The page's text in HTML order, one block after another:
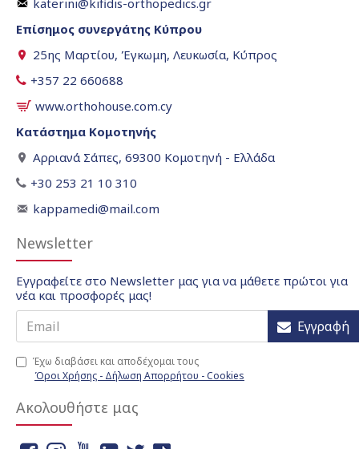
katerini@kifidis-orthopedics.gr
Επίσημος συνεργάτης Κύπρου
25ης Μαρτίου, Έγκωμη, Λευκωσία, Κύπρος
+357 22 660688
www.orthohouse.com.cy
Κατάστημα Κομοτηνής
Αρριανά Σάπες, 69300 Κομοτηνή - Ελλάδα
+30 253 21 10 310
kappamedi@mail.com
Newsletter
Εγγραφείτε στο Newsletter μας για να μάθετε πρώτοι για
νέα και προσφορές μας!
Εγγραφή
Έχω διαβάσει και αποδέχομαι τους
Όροι Χρήσης - Δήλωση Απορρήτου - Cookies
Ακολουθήστε μας